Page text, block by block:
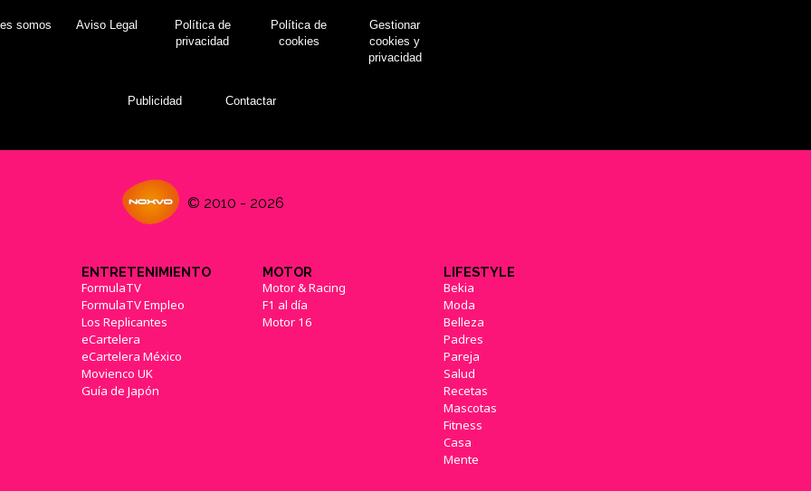
somos Aviso Legal
Política de
privacidad
Política de
cookies
Gestionar
cookies y
privacidad
Publicidad Contactar
© 2010 - 2026
ENTRETENIMIENTO
FormulaTV
FormulaTV Empleo
Los Replicantes
eCartelera
eCartelera México
Movienco UK
Guía de Japón
MOTOR
Motor & Racing
F1 al día
Motor 16
LIFESTYLE
Bekia
Moda
Belleza
Padres
Pareja
Salud
Recetas
Mascotas
Fitness
Casa
Mente